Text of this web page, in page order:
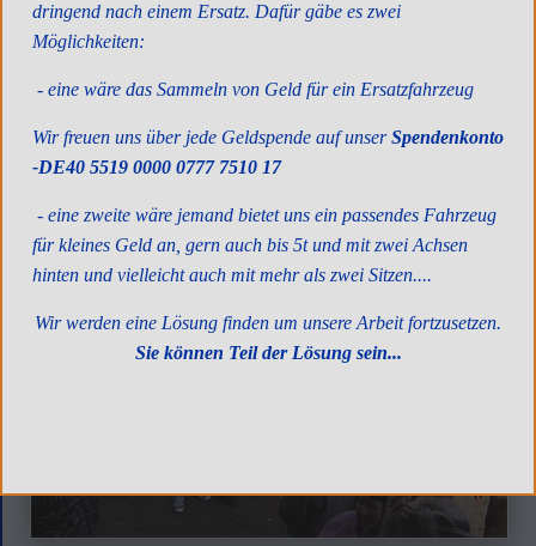
dringend nach einem Ersatz. Dafür gäbe es zwei
Möglichkeiten:
- eine wäre das Sammeln von Geld für ein Ersatzfahrzeug
Wir freuen uns über jede Geldspende auf unserSpendenkonto
-DE40 5519 0000 0777 7510 17
- eine zweite wäre jemand bietet uns ein passendes Fahrzeug
für kleines Geld an, gern auch bis 5t und mit zwei Achsen
hinten und vielleicht auch mit mehr als zwei Sitzen....
Wir werden eine Lösung finden um unsere Arbeit fortzusetzen.
Sie können Teil der Lösung sein...